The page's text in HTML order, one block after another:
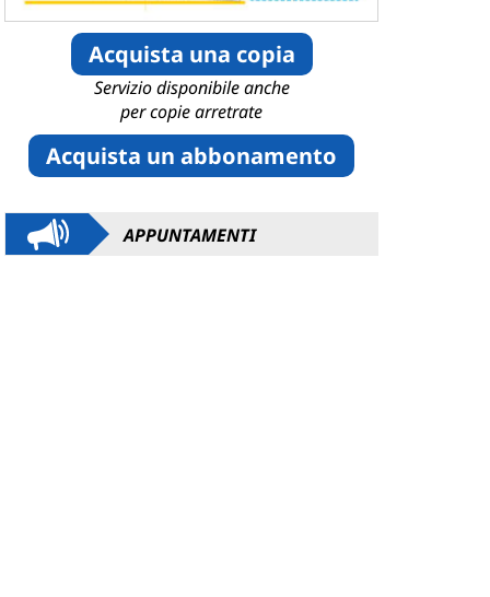
Acquista una copia
Servizio disponibile anche
per copie arretrate
Acquista un abbonamento
APPUNTAMENTI